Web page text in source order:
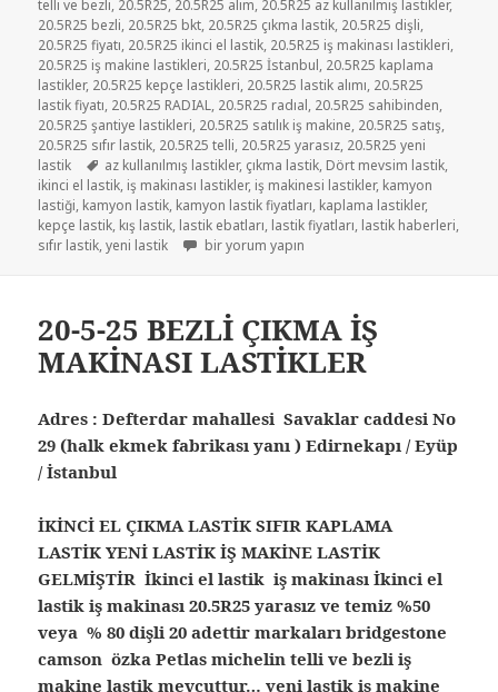
telli ve bezli, 20.5R25, 20.5R25 alım, 20.5R25 az kullanılmış lastikler,
20.5R25 bezli, 20.5R25 bkt, 20.5R25 çıkma lastik, 20.5R25 dişli,
20.5R25 fiyatı, 20.5R25 ikinci el lastik, 20.5R25 iş makinası lastikleri,
20.5R25 iş makine lastikleri, 20.5R25 İstanbul, 20.5R25 kaplama
lastikler, 20.5R25 kepçe lastikleri, 20.5R25 lastik alımı, 20.5R25
lastik fiyatı, 20.5R25 RADIAL, 20.5R25 radıal, 20.5R25 sahibinden,
20.5R25 şantiye lastikleri, 20.5R25 satılık iş makine, 20.5R25 satış,
20.5R25 sıfır lastik, 20.5R25 telli, 20.5R25 yarasız, 20.5R25 yeni
lastik
Etiketler
az kullanılmış lastikler, çıkma lastik, Dört mevsim lastik,
ikinci el lastik, iş makinası lastikler, iş makinesi lastikler, kamyon
lastiği, kamyon lastik, kamyon lastik fiyatları, kaplama lastikler,
kepçe lastik, kış lastik, lastik ebatları, lastik fiyatları, lastik haberleri,
sıfır lastik,yeni lastik İŞ MAKİNESİ LASTİKLER 20.5-25 için
bir yorum yapın
20-5-25 BEZLİ ÇIKMA İŞ
MAKİNASI LASTİKLER
Adres : Defterdar mahallesi Savaklar caddesi No
29 (halk ekmek fabrikası yanı ) Edirnekapı / Eyüp
/ İstanbul
İKİNCİ EL ÇIKMA LASTİK SIFIR KAPLAMA
LASTİK YENİ LASTİK İŞ MAKİNE LASTİK
GELMİŞTİR İkinci el lastik iş makinası İkinci el
lastik iş makinası 20.5R25 yarasız ve temiz %50
veya % 80 dişli 20 adettir markaları bridgestone
camson özka Petlas michelin telli ve bezli iş
makine lastik mevcuttur… yeni lastik iş makine